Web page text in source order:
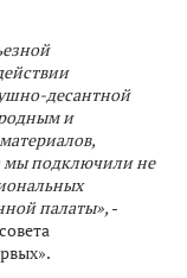
десантной
и
мы подключили не
палаты», -